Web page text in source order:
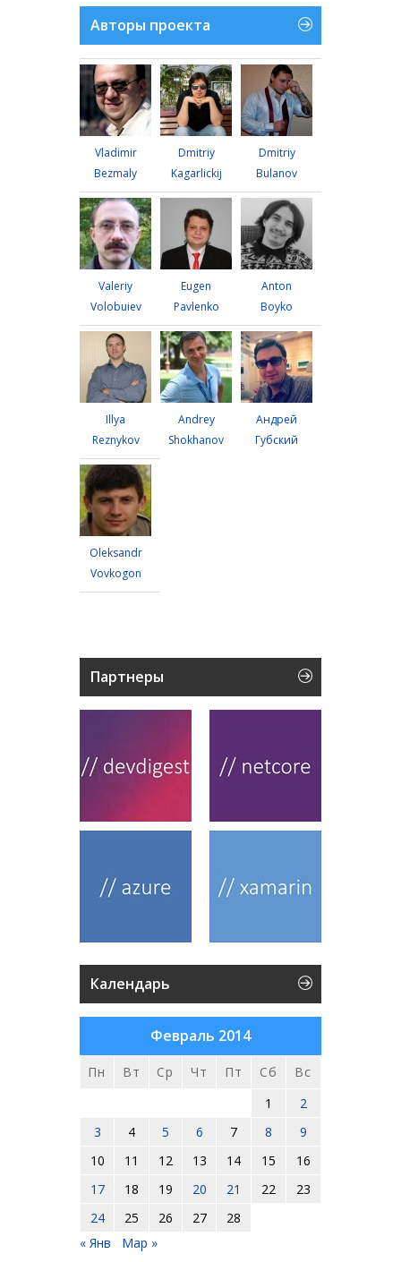
Авторы проекта
Vladimir
Bezmaly
Dmitriy
Kagarlickij
Dmitriy
Bulanov
Valeriy
Volobuiev
Eugen
Pavlenko
Anton
Boyko
Illya
Reznykov
Andrey
Shokhanov
Андрей
Губский
Oleksandr
Vovkogon
Партнеры
Календарь
Февраль 2014
Пн Вт Ср Чт Пт Сб
Вс
1
2
3
4 5 6 7 8
9
10
11 12 13 14 15
16
17
18 19 20 21 22
23
24
25 26 27
28
« Янв
Мар »